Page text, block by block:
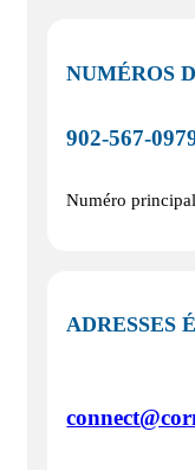
NUMÉROS
Numéro
ADRESSES